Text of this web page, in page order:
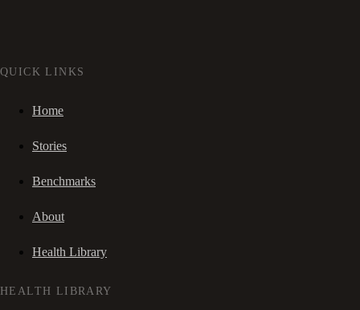
QUICK LINKS
Home
Stories
Benchmarks
About
Health Library
HEALTH LIBRARY